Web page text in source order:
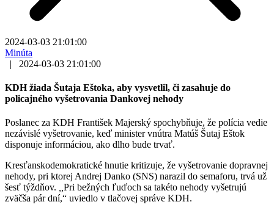
2024-03-03 21:01:00
Minúta
|
2024-03-03 21:01:00
KDH žiada Šutaja Eštoka, aby vysvetlil, či zasahuje do
policajného vyšetrovania Dankovej nehody
Poslanec za KDH František Majerský spochybňuje, že polícia vedie
nezávislé vyšetrovanie, keď minister vnútra Matúš Šutaj Eštok
disponuje informáciou, ako dlho bude trvať.
Kresťanskodemokratické hnutie kritizuje, že vyšetrovanie dopravnej
nehody, pri ktorej Andrej Danko (SNS) narazil do semaforu, trvá už
šesť týždňov. ,,Pri bežných ľuďoch sa takéto nehody vyšetrujú
zväčša pár dní,“ uviedlo v tlačovej správe KDH.